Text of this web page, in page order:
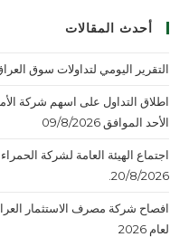
أحدث المقالات
التقرير اليومي لتداولات سوق العراق
اطلاق التداول على اسهم شركة
الأحد الموافق 09/8/2026
اجتماع الهيئة العامة لشركة
20/8/2026.
افصاح شركة مصرف الاستثمار
لعام 2026